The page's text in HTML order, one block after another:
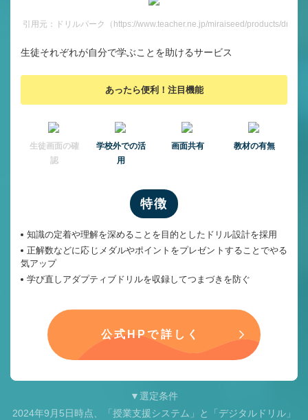
引用元：ドリルパーク（https://www.teacher.ne.jp/miraiseed/products/drill/）
生徒それぞれが自分で学ぶことを助けるサービス
あったら便利！注目機能
⽣徒画⾯の確
認
学校外での活
用
画面共有 教材の有無
特徴
知識の定着や理解を深めることを目的としたドリル設計を採用
正解数などに応じメダルやポイントをプレゼントすることでやる
気アップ
学び直しアダプティブドリルを収録してつまづきを防ぐ
公式HPで詳しく
▼選定条件
2024年9月5日時点、「授業支援システム」と「デジタルドリル」